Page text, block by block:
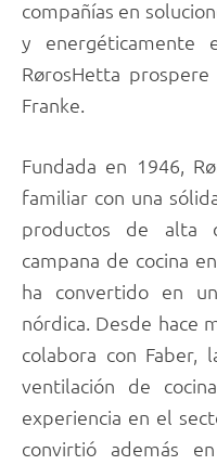
compañías en
y energéticamente
RørosHetta
Franke.
Fundada en 1946,
familiar con una
productos de alta
campana de cocina
ha convertido en
nórdica. Desde hace
colabora con Faber,
ventilación de
experiencia en el
convirtió además